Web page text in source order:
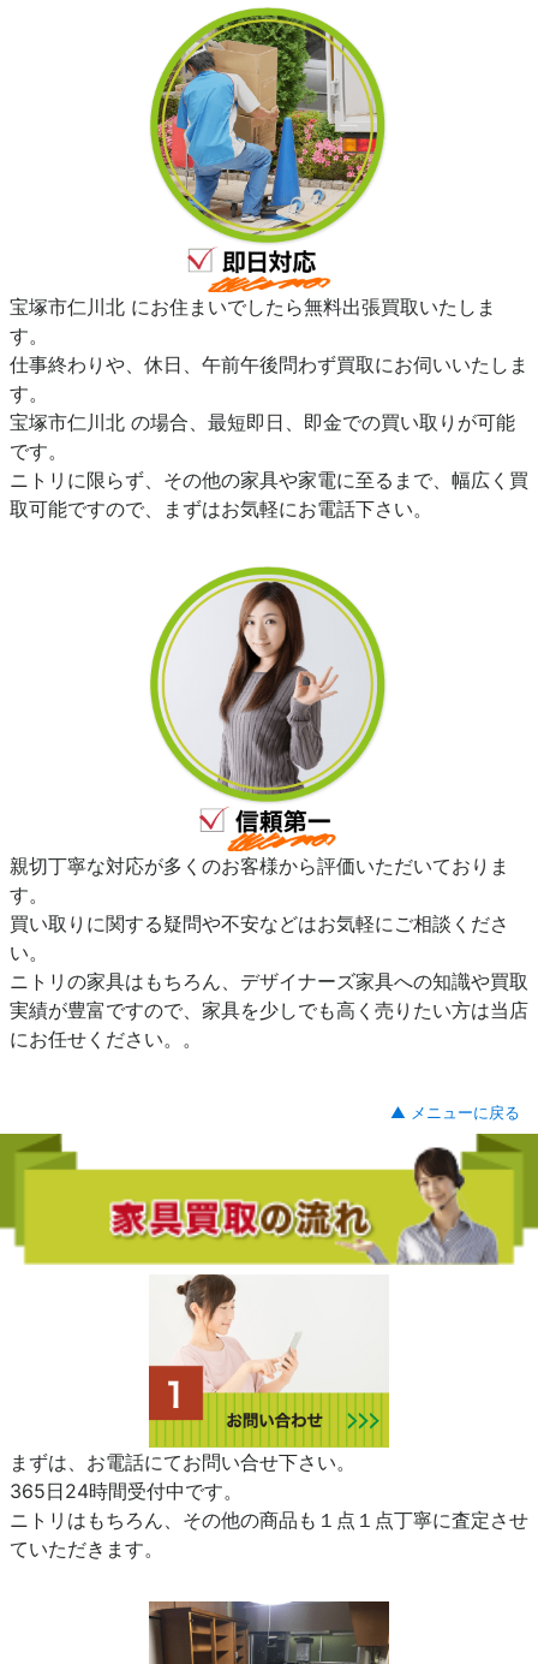
宝塚市仁川北 にお住まいでしたら無料出張買取いたしま
す。
仕事終わりや、休日、午前午後問わず買取にお伺いいたしま
す。
宝塚市仁川北 の場合、最短即日、即金での買い取りが可能
です。
ニトリに限らず、その他の家具や家電に至るまで、幅広く買
取可能ですので、まずはお気軽にお電話下さい。
親切丁寧な対応が多くのお客様から評価いただいておりま
す。
買い取りに関する疑問や不安などはお気軽にご相談くださ
い。
ニトリの家具はもちろん、デザイナーズ家具への知識や買取
実績が豊富ですので、家具を少しでも高く売りたい方は当店
にお任せください。。
▲ メニューに戻る
まずは、お電話にてお問い合せ下さい。
365日24時間受付中です。
ニトリはもちろん、その他の商品も１点１点丁寧に査定させ
ていただきます。